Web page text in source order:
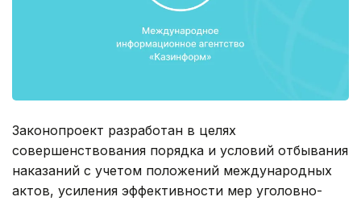
Законопроект разработан в целях
совершенствования порядка и условий отбывания
наказаний с учетом положений международных
актов, усиления эффективности мер уголовно-